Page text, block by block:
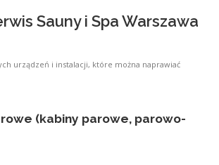
Sauny i Spa Warszawa
urządzeń i instalacji, które można naprawiać
(kabiny parowe, parowo-